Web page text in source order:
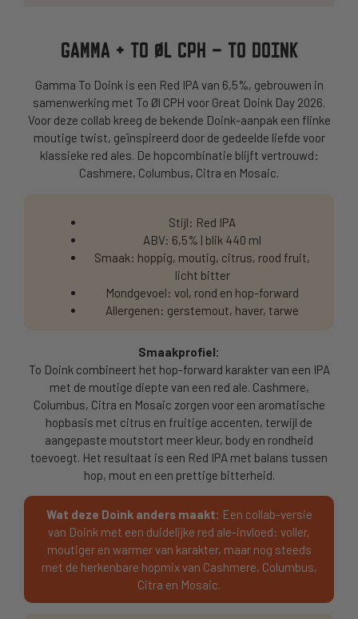
GAMMA + TO ØL CPH – TO DOINK
Gamma To Doink is een Red IPA van 6,5%, gebrouwen in
samenwerking met To Øl CPH voor Great Doink Day 2026.
Voor deze collab kreeg de bekende Doink-aanpak een flinke
moutige twist, geïnspireerd door de gedeelde liefde voor
klassieke red ales. De hopcombinatie blijft vertrouwd:
Cashmere, Columbus, Citra en Mosaic.
Stijl: Red IPA
ABV: 6,5% | blik 440 ml
Smaak: hoppig, moutig, citrus, rood fruit,
licht bitter
Mondgevoel: vol, rond en hop-forward
Allergenen: gerstemout, haver, tarwe
Smaakprofiel:
To Doink combineert het hop-forward karakter van een IPA
met de moutige diepte van een red ale. Cashmere,
Columbus, Citra en Mosaic zorgen voor een aromatische
hopbasis met citrus en fruitige accenten, terwijl de
aangepaste moutstort meer kleur, body en rondheid
toevoegt. Het resultaat is een Red IPA met balans tussen
hop, mout en een prettige bitterheid.
Wat deze Doink anders maakt: Een collab-versie
van Doink met een duidelijke red ale-invloed: voller,
moutiger en warmer van karakter, maar nog steeds
met de herkenbare hopmix van Cashmere, Columbus,
Citra en Mosaic.